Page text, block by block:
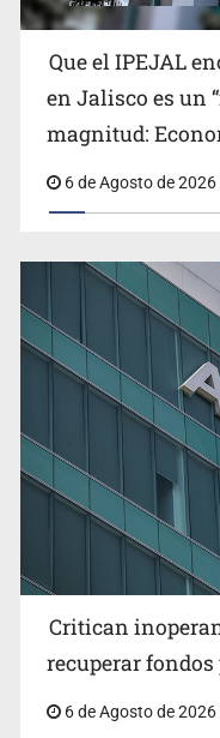
Ex policía es
su pareja
Que el IPEJAL
es un “foco rojo” de
Que el IPEJAL
en Jalisco es un
magnitud:
6 de Agosto de 2026
Critican
recuperar
6 de Agosto de 2026